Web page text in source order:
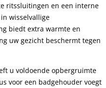
ritssluitingen en een interne
wisselvallige
biedt extra warmte en
uw gezicht beschermt tegen
u voldoende opbergruimte
voor een badgehouder voegt